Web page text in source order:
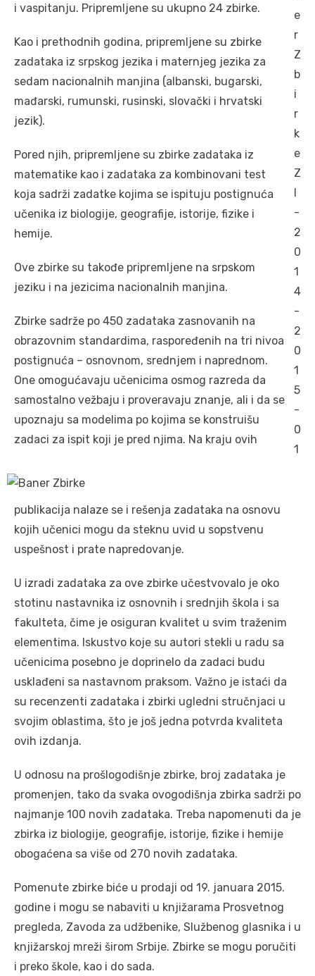
i vaspitanju. Pripremljene su ukupno 24 zbirke.
Kao i prethodnih godina, pripremljene su zbirke
zadataka iz srpskog jezika i maternjeg jezika za
sedam nacionalnih manjina (albanski, bugarski,
mađarski, rumunski, rusinski, slovački i hrvatski
jezik).
Pored njih, pripremljene su zbirke zadataka iz
matematike kao i zadataka za kombinovani test
koja sadrži zadatke kojima se ispituju postignuća
učenika iz biologije, geografije, istorije, fizike i
hemije.
Ove zbirke su takođe pripremljene na srpskom
jeziku i na jezicima nacionalnih manjina.
Zbirke sadrže po 450 zadataka zasnovanih na
obrazovnim standardima, raspoređenih na tri nivoa
postignuća – osnovnom, srednjem i naprednom.
One omogućavaju učenicima osmog razreda da
samostalno vežbaju i proveravaju znanje, ali i da se
upoznaju sa modelima po kojima se konstruišu
zadaci za ispit koji je pred njima. Na kraju ovih
publikacija nalaze se i rešenja zadataka na osnovu
kojih učenici mogu da steknu uvid u sopstvenu
uspešnost i prate napredovanje.
U izradi zadataka za ove zbirke učestvovalo je oko
stotinu nastavnika iz osnovnih i srednjih škola i sa
fakulteta, čime je osiguran kvalitet u svim traženim
elementima. Iskustvo koje su autori stekli u radu sa
učenicima posebno je doprinelo da zadaci budu
usklađeni sa nastavnom praksom. Važno je istaći da
su recenzenti zadataka i zbirki ugledni stručnjaci u
svojim oblastima, što je još jedna potvrda kvaliteta
ovih izdanja.
U odnosu na prošlogodišnje zbirke, broj zadataka je
promenjen, tako da svaka ovogodišnja zbirka sadrži po
najmanje 100 novih zadataka. Treba napomenuti da je
zbirka iz biologije, geografije, istorije, fizike i hemije
obogaćena sa više od 270 novih zadataka.
Pomenute zbirke biće u prodaji od 19. januara 2015.
godine i mogu se nabaviti u knjižarama Prosvetnog
pregleda, Zavoda za udžbenike, Službenog glasnika i u
knjižarskoj mreži širom Srbije. Zbirke se mogu poručiti
i preko škole, kao i do sada.